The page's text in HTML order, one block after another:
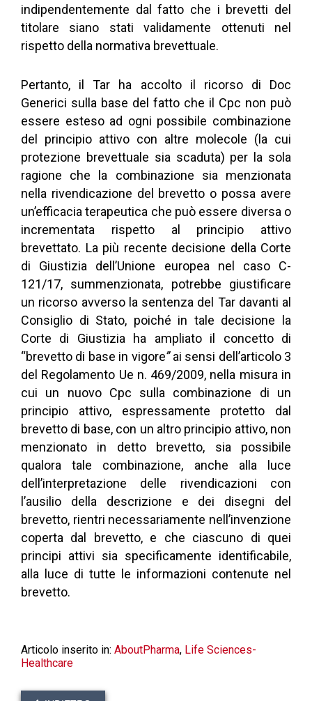
indipendentemente dal fatto che i brevetti del
titolare siano stati validamente ottenuti nel
rispetto della normativa brevettuale.
Pertanto, il Tar ha accolto il ricorso di Doc
Generici sulla base del fatto che il Cpc non può
essere esteso ad ogni possibile combinazione
del principio attivo con altre molecole (la cui
protezione brevettuale sia scaduta) per la sola
ragione che la combinazione sia menzionata
nella rivendicazione del brevetto o possa avere
un’efficacia terapeutica che può essere diversa o
incrementata rispetto al principio attivo
brevettato. La più recente decisione della Corte
di Giustizia dell’Unione europea nel caso C-
121/17, summenzionata, potrebbe giustificare
un ricorso avverso la sentenza del Tar davanti al
Consiglio di Stato, poiché in tale decisione la
Corte di Giustizia ha ampliato il concetto di
“brevetto di base in vigore”ai sensi dell’articolo 3
del Regolamento Ue n. 469/2009, nella misura in
cui un nuovo Cpc sulla combinazione di un
principio attivo, espressamente protetto dal
brevetto di base, con un altro principio attivo, non
menzionato in detto brevetto, sia possibile
qualora tale combinazione, anche alla luce
dell’interpretazione delle rivendicazioni con
l’ausilio della descrizione e dei disegni del
brevetto, rientri necessariamente nell’invenzione
coperta dal brevetto, e che ciascuno di quei
principi attivi sia specificamente identificabile,
alla luce di tutte le informazioni contenute nel
brevetto.
Articolo inserito in: AboutPharma, Life Sciences-
Healthcare